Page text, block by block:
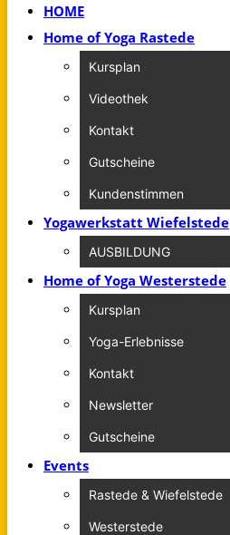
HOME
Home of Yoga Rastede
Kursplan
Videothek
Kontakt
Gutscheine
Kundenstimmen
Yogawerkstatt Wiefelstede
AUSBILDUNG
Home of Yoga Westerstede
Kursplan
Yoga-Erlebnisse
Kontakt
Newsletter
Gutscheine
Events
Rastede & Wiefelstede
Westerstede